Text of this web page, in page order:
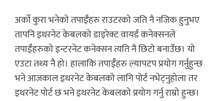
अर्को कुरा भनेको तपाईँहरु राउटरको जति नै नजिक हुनुभए
तापनि इथरनेट केबलको डाइरेक्ट वायर्ड कनेक्सनले
तपाईँहरुको इन्टरनेट कनेक्सन त्यति नै छिटो बनाउँछ। यो
एउटा तथ्य नै हो। हालाकि तपाईँहरु ल्यापटप प्रयोग गर्नुहुन्छ
भने आजकाल इथरनेट केबलको लागि पोर्ट नभेट्नुहोला तर
इथरनेट पोर्ट छ भने इथरनेट केबलको प्रयोग गर्नु राम्रो हुन्छ।